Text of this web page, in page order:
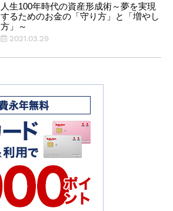
人生100年時代の資産形成術～夢を実現
するためのお金の「守り方」と「増やし
方」～
2021.03.29